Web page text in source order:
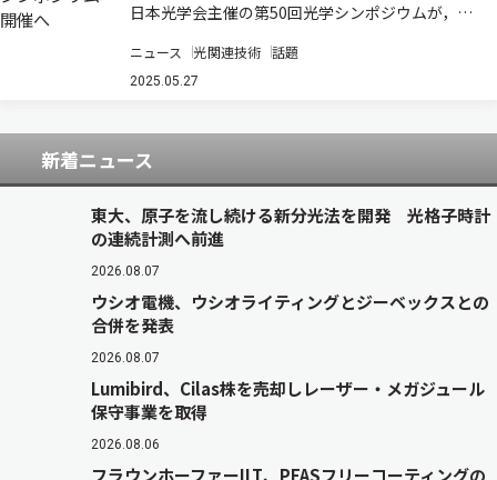
日本光学会主催の第50回光学シンポジウムが，こ
シンポジウムは，「実用的な最先端の光学設計・
光計測・光学素子・光学システム」をテーマに掲
ニュース 光関連技術 話題
2025.05.27
新着ニュース
東大、原子を流し続ける新分光法を開発 光格子時計
の連続計測へ前進
2026.08.07
ウシオ電機、ウシオライティングとジーベックスとの
合併を発表
2026.08.07
Lumibird、Cilas株を売却しレーザー・メガジュール
保守事業を取得
2026.08.06
フラウンホーファーILT、PFASフリーコーティングの